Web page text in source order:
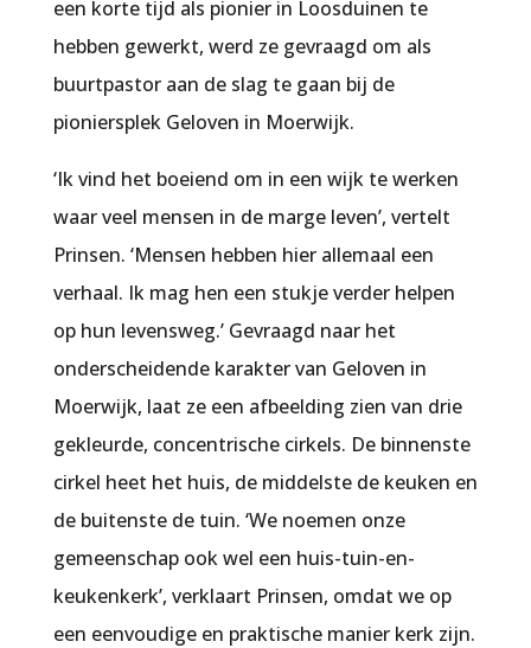
een korte tijd als pionier in Loosduinen te
hebben gewerkt, werd ze gevraagd om als
buurtpastor aan de slag te gaan bij de
pioniersplek Geloven in Moerwijk.
‘Ik vind het boeiend om in een wijk te werken
waar veel mensen in de marge leven’, vertelt
Prinsen. ‘Mensen hebben hier allemaal een
verhaal. Ik mag hen een stukje verder helpen
op hun levensweg.’ Gevraagd naar het
onderscheidende karakter van Geloven in
Moerwijk, laat ze een afbeelding zien van drie
gekleurde, concentrische cirkels. De binnenste
cirkel heet het huis, de middelste de keuken en
de buitenste de tuin. ‘We noemen onze
gemeenschap ook wel een huis-tuin-en-
keukenkerk’, verklaart Prinsen, omdat we op
een eenvoudige en praktische manier kerk zijn.